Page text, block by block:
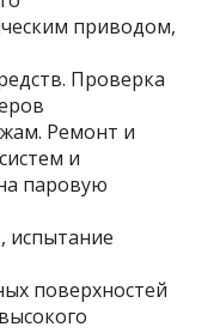
приводом,
Проверка
Ремонт и
и
паровую
испытание
поверхностей